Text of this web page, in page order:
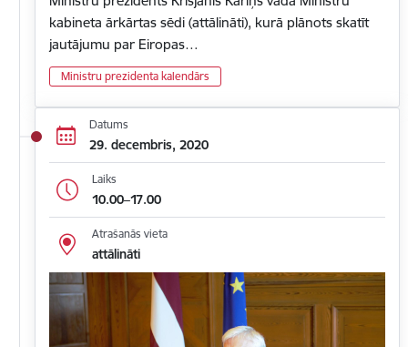
kabineta ārkārtas sēdi (attālināti), kurā plānots skatīt
jautājumu par Eiropas…
Ministru prezidenta kalendārs
Datums
29. decembris, 2020
Laiks
10.00–17.00
Atrašanās vieta
attālināti